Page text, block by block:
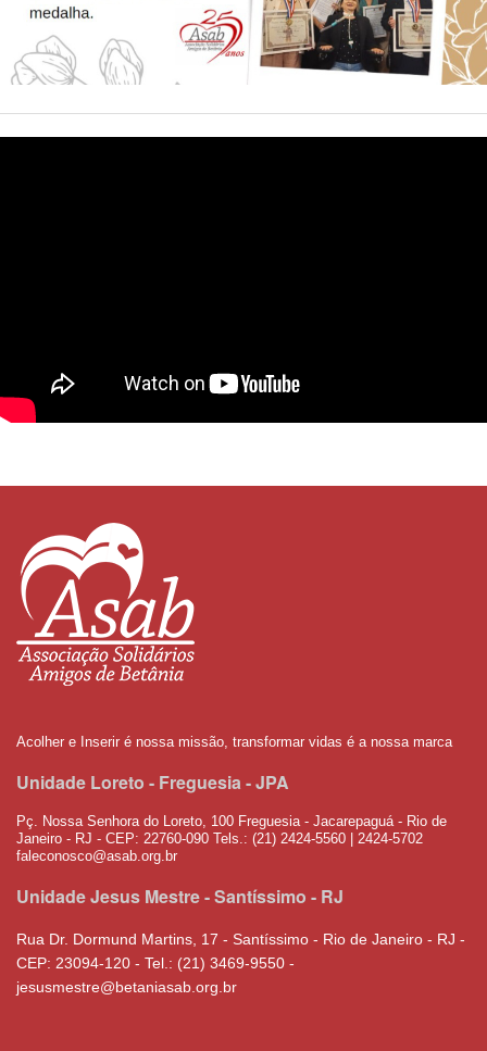
Acolher e Inserir é nossa missão, transformar vidas é a nossa marca
Unidade Loreto - Freguesia - JPA
Pç. Nossa Senhora do Loreto, 100 Freguesia - Jacarepaguá - Rio de
Janeiro - RJ - CEP: 22760-090 Tels.: (21) 2424-5560 | 2424-5702
faleconosco@asab.org.br
Unidade Jesus Mestre - Santíssimo - RJ
Rua Dr. Dormund Martins, 17 - Santíssimo - Rio de Janeiro - RJ -
CEP: 23094-120 - Tel.: (21) 3469-9550 -
jesusmestre@betaniasab.org.br